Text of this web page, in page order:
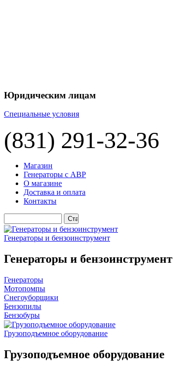
Юридическим лицам
Специальные условия
(831) 291-32-36
Магазин
Генераторы с АВР
О магазине
Доставка и оплата
Контакты
Генераторы и бензоинструмент
Генераторы и бензоинструмент
Генераторы
Мотопомпы
Снегоуборщики
Бензопилы
Бензобуры
Грузоподъемное оборудование
Грузоподъемное оборудование